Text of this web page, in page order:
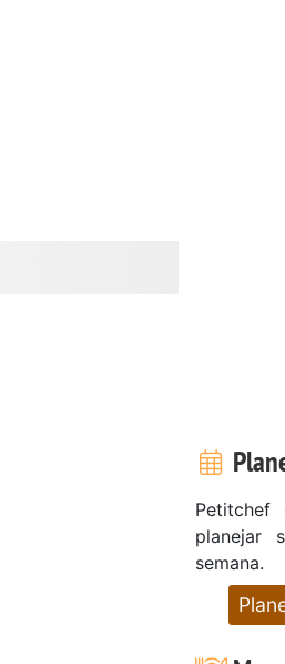
Petitchef
planejar
semana.